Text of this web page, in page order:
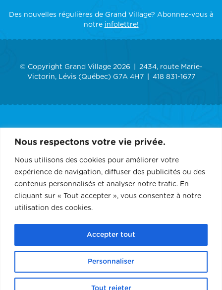
Nous respectons votre vie privée.
Nous utilisons des cookies pour améliorer votre
expérience de navigation, diffuser des publicités ou des
contenus personnalisés et analyser notre trafic. En
cliquant sur « Tout accepter », vous consentez à notre
utilisation des cookies.
Personnaliser
Tout rejeter
Accepter tout
Des nouvelles régulières de Grand Village? Abonnez-vous à
notre infolettre!
© Copyright Grand Village 2026
2434, route Marie-
Victorin, Lévis (Québec) G7A 4H7
418 831-1677
GRAND VILLAGE
SERVICES
RÉCEPTION ET ÉVÉNEMENT
CONTACT
FONDATION